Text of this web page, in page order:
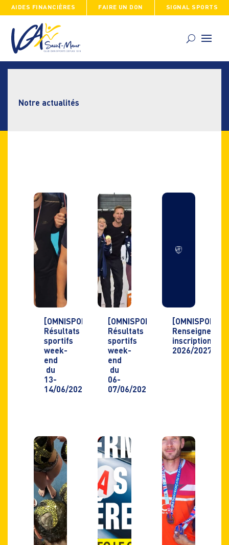
Skip
AIDES FINANCIÈRES FAIRE UN DON SIGNAL SPORTS
Notre actualités
[OMNISPORTS]
Résultats
sportifs
week-
end
du
13-
14/06/2026
[OMNISPORTS]
Résultats
sportifs
week-
end
du
06-
07/06/2026
[OMNISPORTS]
inscriptions
2026/2027